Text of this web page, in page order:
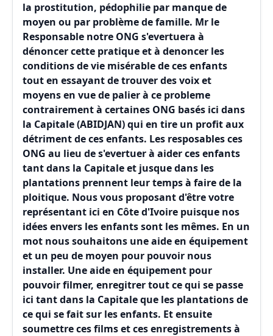
la prostitution, pédophilie par manque de
moyen ou par problème de famille. Mr le
Responsable notre ONG s'evertuera à
dénoncer cette pratique et à denoncer les
conditions de vie misérable de ces enfants
tout en essayant de trouver des voix et
moyens en vue de palier à ce probleme
contrairement à certaines ONG basés ici dans
la Capitale (ABIDJAN) qui en tire un profit aux
détriment de ces enfants. Les resposables ces
ONG au lieu de s'evertuer à aider ces enfants
tant dans la Capitale et jusque dans les
plantations prennent leur temps à faire de la
ploitique. Nous vous proposant d'être votre
représentant ici en Côte d'Ivoire puisque nos
idées envers les enfants sont les mêmes. En un
mot nous souhaitons une aide en équipement
et un peu de moyen pour pouvoir nous
installer. Une aide en équipement pour
pouvoir filmer, enregitrer tout ce qui se passe
ici tant dans la Capitale que les plantations de
ce qui se fait sur les enfants. Et ensuite
soumettre ces films et ces enregistrements à